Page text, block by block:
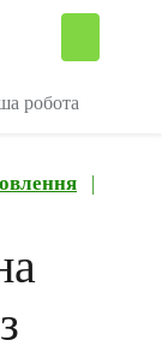
робота
|